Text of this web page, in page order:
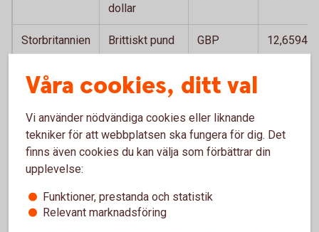
dollar
Storbritannien Brittiskt pund GBP 12,6594
Sydafrika
rand
Thailand Thailänsk bath THB
Tjeckien Tjeckisk krona CZK 0,4469
Ungern Ungersk forint
Våra cookies, ditt val
Vi använder nödvändiga cookies eller liknande
tekniker för att webbplatsen ska fungera för dig. Det
finns även cookies du kan välja som förbättrar din
upplevelse:
Funktioner, prestanda och statistik
Relevant marknadsföring